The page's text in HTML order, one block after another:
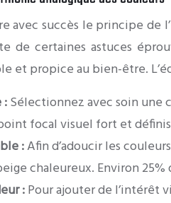
avec succès le principe de
certaines astuces
et propice au bien-être.
:Sélectionnez avec soin une
focal visuel fort et
:Afin d’adoucir les
chaleureux. Environ
:Pour ajouter de l’intérêt